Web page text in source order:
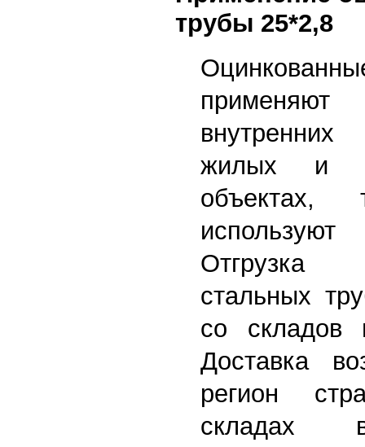
трубы 25*2,8
жилых и
объектах,
Отгрузка
стальных
со
Доставка
регион
складах